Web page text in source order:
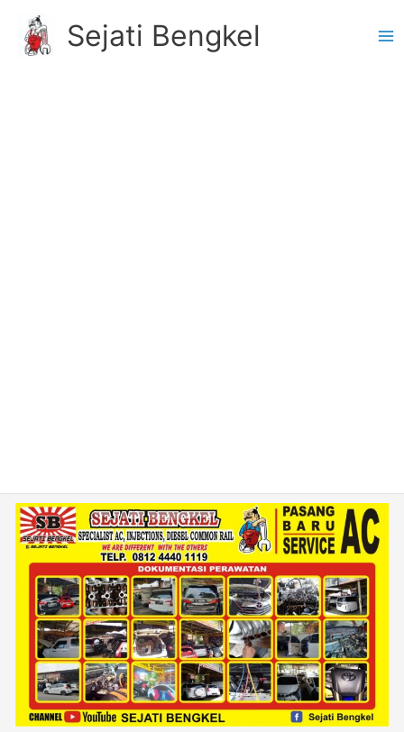
content
Sejati Bengkel